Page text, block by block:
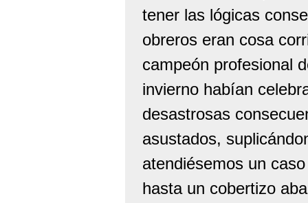
tener las lógicas
obreros eran cosa
campeón profesional
invierno habían
desastrosas
asustados,
atendiésemos un
hasta un cobertizo